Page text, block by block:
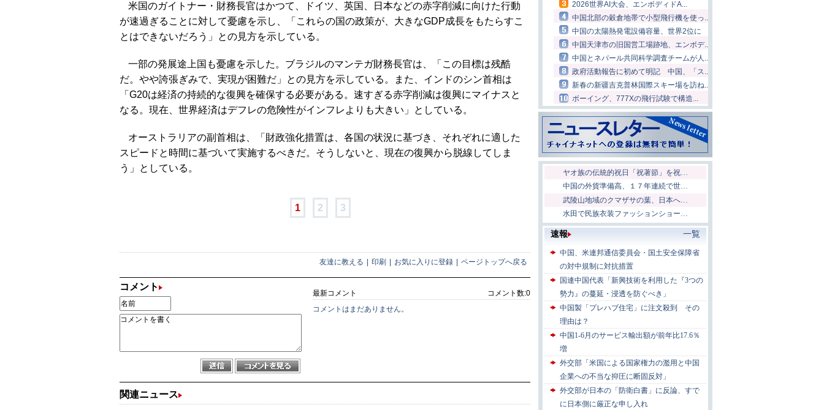
米国のガイトナー・財務長官はかつて、ドイツ、英国、日本などの赤字削減に向けた行動
が速過ぎることに対して憂慮を示し、「これらの国の政策が、大きなGDP成長をもたらすこ
とはできないだろう」との見方を示している。
一部の発展途上国も憂慮を示した。ブラジルのマンテガ財務長官は、「この目標は残酷
だ。やや誇張ぎみで、実現が困難だ」との見方を示している。また、インドのシン首相は
「G20は経済の持続的な復興を確保する必要がある。速すぎる赤字削減は復興にマイナスと
なる。現在、世界経済はデフレの危険性がインフレよりも大きい」としている。
オーストラリアの副首相は、「財政強化措置は、各国の状況に基づき、それぞれに適した
スピードと時間に基づいて実施するべきだ。そうしないと、現在の復興から脱線してしま
う」としている。
1 2 3
友達に教える 印刷 お気に入りに登録 ページトップへ戻る
コメント
コメント数:0
最新コメント
コメントはまだありません。
関連ニュース